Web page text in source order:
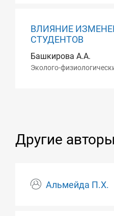
ВЛИЯНИЕ
СТУДЕНТОВ
Башкирова А.А.
Эколого-
Другие авторы
Альмейда П.Х.